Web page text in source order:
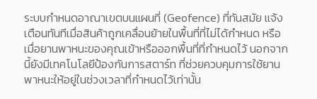
ระบบกำหนดอาณาเขตบนแผนที่ (Geofence) ที่ทันสมัย แจ้ง
เตือนทันทีเมื่อสินค้าถูกเคลื่อนย้ายในพื้นที่ที่ไม่ได้กำหนด หรือ
เมื่อยานพาหนะของคุณเข้าหรือออกพื้นที่ที่กำหนดไว้ นอกจาก
นี้ยังมีเทคโนโลยีป้องกันการสตาร์ท ที่ช่วยควบคุมการใช้ยาน
พาหนะให้อยู่ในช่วงเวลาที่กำหนดไว้เท่านั้น